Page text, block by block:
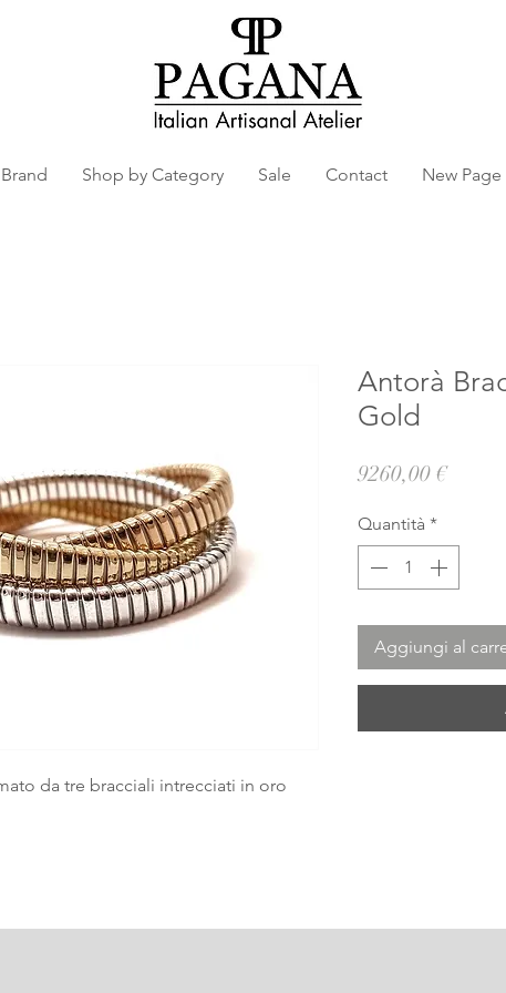
Shop by Category Sale Contact New Page
da tre bracciali intrecciati in oro
Antorà
Gold
9260,00 €Prezzo
Quantità *
Aggiungi al